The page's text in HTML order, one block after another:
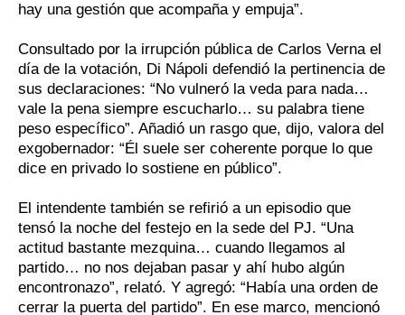
hay una gestión que acompaña y empuja”.
Consultado por la irrupción pública de Carlos Verna el
día de la votación, Di Nápoli defendió la pertinencia de
sus declaraciones: “No vulneró la veda para nada…
vale la pena siempre escucharlo… su palabra tiene
peso específico”. Añadió un rasgo que, dijo, valora del
exgobernador: “Él suele ser coherente porque lo que
dice en privado lo sostiene en público”.
El intendente también se refirió a un episodio que
tensó la noche del festejo en la sede del PJ. “Una
actitud bastante mezquina… cuando llegamos al
partido… no nos dejaban pasar y ahí hubo algún
encontronazo”, relató. Y agregó: “Había una orden de
cerrar la puerta del partido”. En ese marco, mencionó